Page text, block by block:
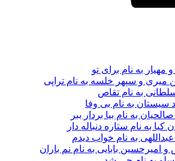
مهیار به نام برای تو
میری و سپهر خلسه به نام تراپی
سلطانی به نام تقاص
سیستان به نام بی وفا
به نام بیا بردار ببر
کیا به نام ستاره دنباله دار
به نام خواب دیدم
و امیرحسین بابایی به نام نم باران